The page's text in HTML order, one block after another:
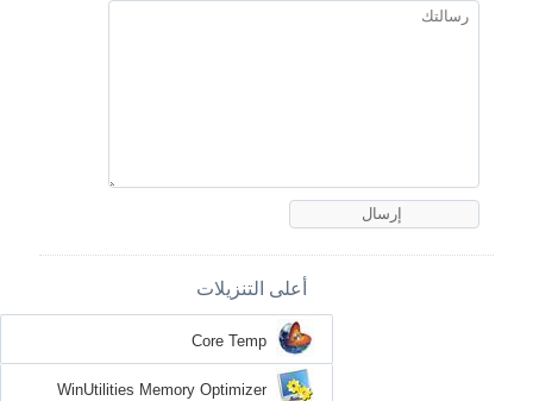
أعلى التنزيلات
Core Temp
WinUtilities Memory Optimizer